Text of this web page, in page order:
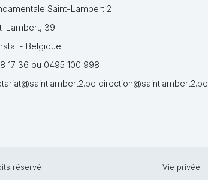
Saint-Lambert 2
Lambert, 39
- Belgique
17 36 ou 0495 100 998
direction@saintlambert2.be
réservé Vie privée